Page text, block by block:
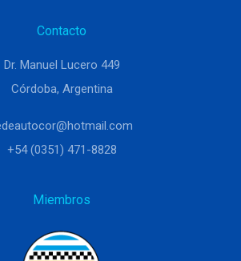
Contacto
Dr. Manuel Lucero 449
Córdoba, Argentina
+54 (0351) 471-8828
Miembros